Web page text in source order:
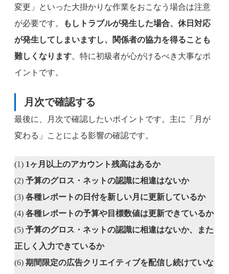
変更」といった大掛かりな作業をおこなう場合は注意
が必要です。
もしトラブルが発生した場合、休日対応
が発生してしまいますし、関係者の協力を得ることも
難しくなります。特に初級者が心がけるべき大事なポ
イントです。
月次で確認する
最後に、月次で確認したいポイントです。主に「月が
変わる」ことによる影響の確認です。
(1) 1ヶ月以上のアカウント残高はあるか
(2) 予算のグロス・ネットの認識に相違はないか
(3) 各種レポートの日付を新しい月に更新しているか
(4) 各種レポートの予算や目標数値は更新できているか
(5) 予算のグロス・ネットの認識に相違はないか、また
正しく入力できているか
(6) 期間限定の広告クリエイティブを配信し続けていな